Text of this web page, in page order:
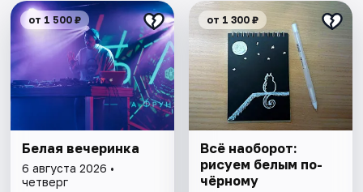
от 1 500 ₽
Белая вечеринка
6 августа 2026 •
четверг
от 1 300 ₽
Всё наоборот:
рисуем белым по-
чёрному